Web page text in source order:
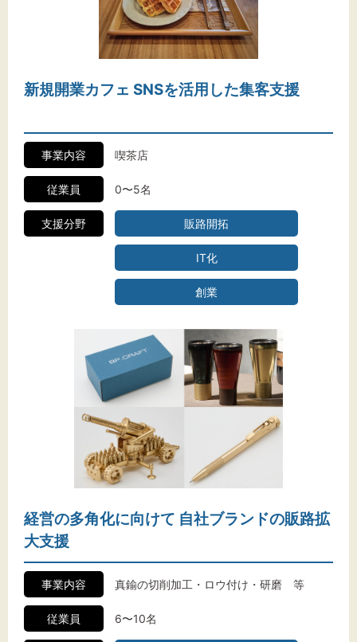
新規開業カフェ SNSを活用した集客支援
事業内容 喫茶店
従業員 0〜5名
支援分野 販路開拓
IT化
創業
経営の多角化に向けて 自社ブランドの販路拡
大支援
事業内容 真鍮の切削加工・ロウ付け・研磨 等
従業員 6〜10名